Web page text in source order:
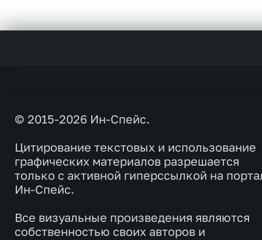
© 2015-2026 Ин-Спейс.
Цитирование текстовых и использование
графических материалов разрешается
только с активной гиперссылкой на
Ин-Спейс.
Все визуальные произведения являются
собственностью своих авторов и